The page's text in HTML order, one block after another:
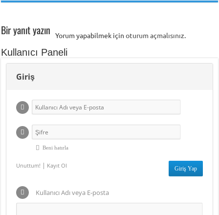
Bir yanıt yazın Yorum yapabilmek içinoturum açmalısınız
Kullanıcı Paneli
Giriş
Beni hatırla
Unuttum! | Kayıt Ol
Kullanıcı Adı veya E-posta